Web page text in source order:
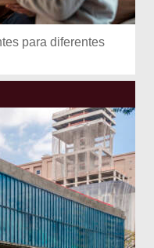
para diferentes